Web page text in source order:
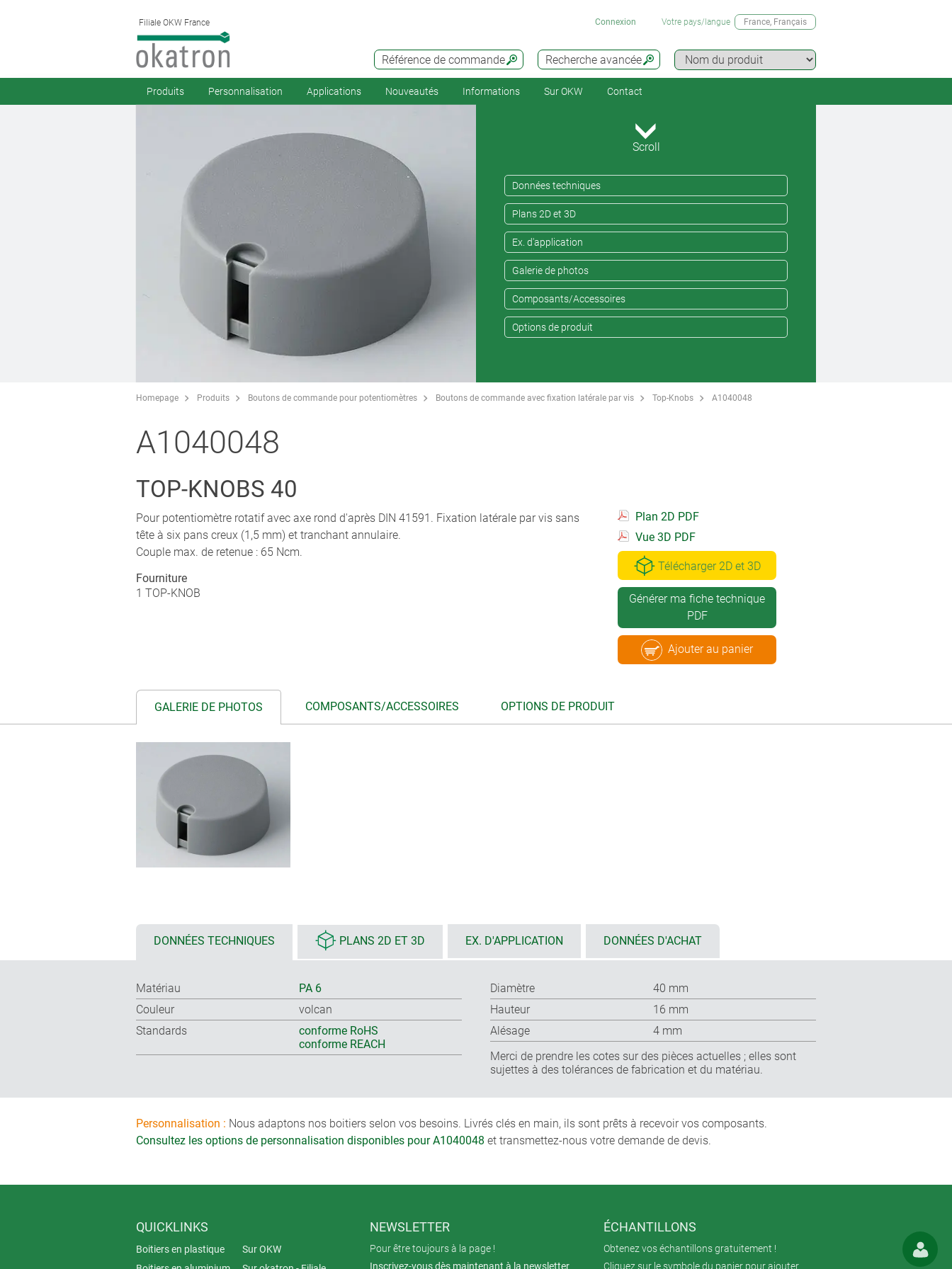
Filiale OKW France
Recherche avancée
Référence de commande
Connexion Votre pays/langue France, Français
Produits Personnalisation Applications Nouveautés Informations Sur OKW Contact
Scroll
Données techniques
Plans 2D et 3D
Ex. d'application
Galerie de photos
Composants/Accessoires
Options de produit
Homepage Produits Boutons de commande pour potentiomètres Boutons de commande avec fixation latérale par vis Top-Knobs A1040048
A1040048
TOP-KNOBS 40
Pour potentiomètre rotatif avec axe rond d'après DIN 41591. Fixation latérale par vis sans
tête à six pans creux (1,5 mm) et tranchant annulaire.
Couple max. de retenue : 65 Ncm.
Fourniture
1 TOP-KNOB
Plan 2D PDF
Vue 3D PDF
Télécharger 2D et 3D
Générer ma fiche technique
PDF
Ajouter au panier
GALERIE DE PHOTOS COMPOSANTS/ACCESSOIRES OPTIONS DE PRODUIT
DONNÉES TECHNIQUES PLANS 2D ET 3D EX. D'APPLICATION DONNÉES D'ACHAT
Matériau
PA 6
Couleur
volcan
Standards
conforme RoHS
conforme REACH
Diamètre
40 mm
Hauteur
16 mm
Alésage
4 mm
Merci de prendre les cotes sur des pièces actuelles ; elles sont
sujettes à des tolérances de fabrication et du matériau.
Personnalisation : Nous adaptons nos boitiers selon vos besoins. Livrés clés en main, ils sont prêts à recevoir vos composants.
Consultez les options de personnalisation disponibles pour A1040048 et transmettez-nous votre demande de devis.
QUICKLINKS
Boitiers en plastique
Sur OKW
NEWSLETTER
Pour être toujours à la page !
Inscrivez-vous dès maintenant à la newsletter
ÉCHANTILLONS
Obtenez vos échantillons gratuitement !
Cliquez sur le symbole du panier pour ajouter